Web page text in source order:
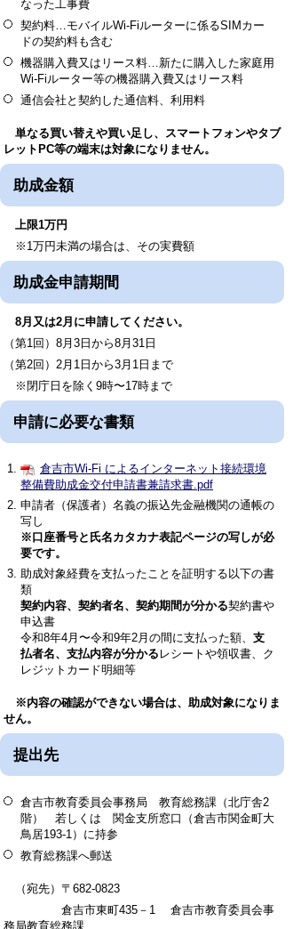
なった工事費
契約料…モバイルWi-Fiルーターに係るSIMカー
ドの契約料も含む
機器購入費又はリース料…新たに購入した家庭用
Wi-Fiルーター等の機器購入費又はリース料
通信会社と契約した通信料、利用料
単なる買い替えや買い足し、スマートフォンやタブ
レットPC等の端末は対象になりません。
助成金額
上限1万円
※1万円未満の場合は、その実費額
助成金申請期間
8月又は2月に申請してください。
（第1回）8月3日から8月31日
（第2回）2月1日から3月1日まで
※閉庁日を除く9時〜17時まで
申請に必要な書類
倉吉市Wi-Fi によるインターネット接続環境
整備費助成金交付申請書兼請求書.pdf
申請者（保護者）名義の振込先金融機関の通帳の
写し
※口座番号と氏名カタカナ表記ページの写しが必
要です。
助成対象経費を支払ったことを証明する以下の書
類
契約内容、契約者名、契約期間が分かる契約書や
申込書
令和8年4月〜令和9年2月の間に支払った額、 支
払者名、支払内容が分かる レシートや領収書、ク
レジットカード明細等
※内容の確認ができない場合は、助成対象になりま
せん。
提出先
倉吉市教育委員会事務局 教育総務課（北庁舎2
階） 若しくは 関金支所窓口（倉吉市関金町大
鳥居193-1）に持参
教育総務課へ郵送
（宛先）〒682‐0823
倉吉市東町435－1 倉吉市教育委員会事
務局教育総務課